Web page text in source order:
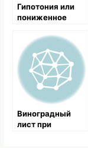
Гипотония или
пониженное
симптомы и
лечение
народными
средствами
Виноградный
лист при